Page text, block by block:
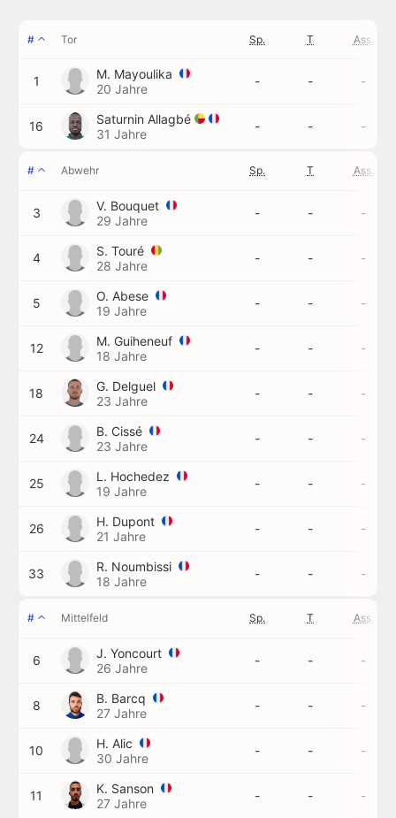
# Tor Sp. T Ass.
1
M. Mayoulika
20 Jahre
- - -
16
Saturnin Allagbé
31 Jahre
- - -
# Abwehr Sp. T Ass.
3
V. Bouquet
29 Jahre
- - -
4
S. Touré
28 Jahre
- - -
5
O. Abese
19 Jahre
- - -
12
M. Guiheneuf
18 Jahre
- - -
18
G. Delguel
23 Jahre
- - -
24
B. Cissé
23 Jahre
- - -
25
L. Hochedez
19 Jahre
- - -
26
H. Dupont
21 Jahre
- - -
33
R. Noumbissi
18 Jahre
- - -
# Mittelfeld Sp. T Ass.
6
J. Yoncourt
26 Jahre
- - -
8
B. Barcq
27 Jahre
- - -
10
H. Alic
30 Jahre
- - -
11
K. Sanson
27 Jahre
- - -